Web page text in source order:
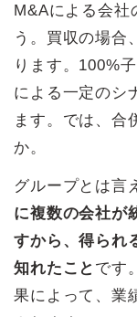
M&Aによる会社
う。買収の場合
ります。100%
による一定のシ
ます。では、合
か。
グループとは言
に複数の会社が
すから、得られ
知れたこと です
果によって、業